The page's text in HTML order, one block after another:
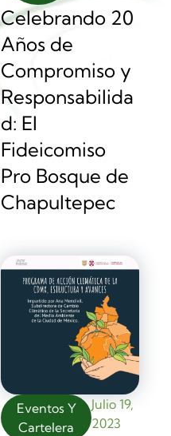
Celebrando 20
Años de
Compromiso y
Responsabilida
d: El
Fideicomiso
Pro Bosque de
Chapultepec
Eventos Y
Cartelera
Julio 19,
2023